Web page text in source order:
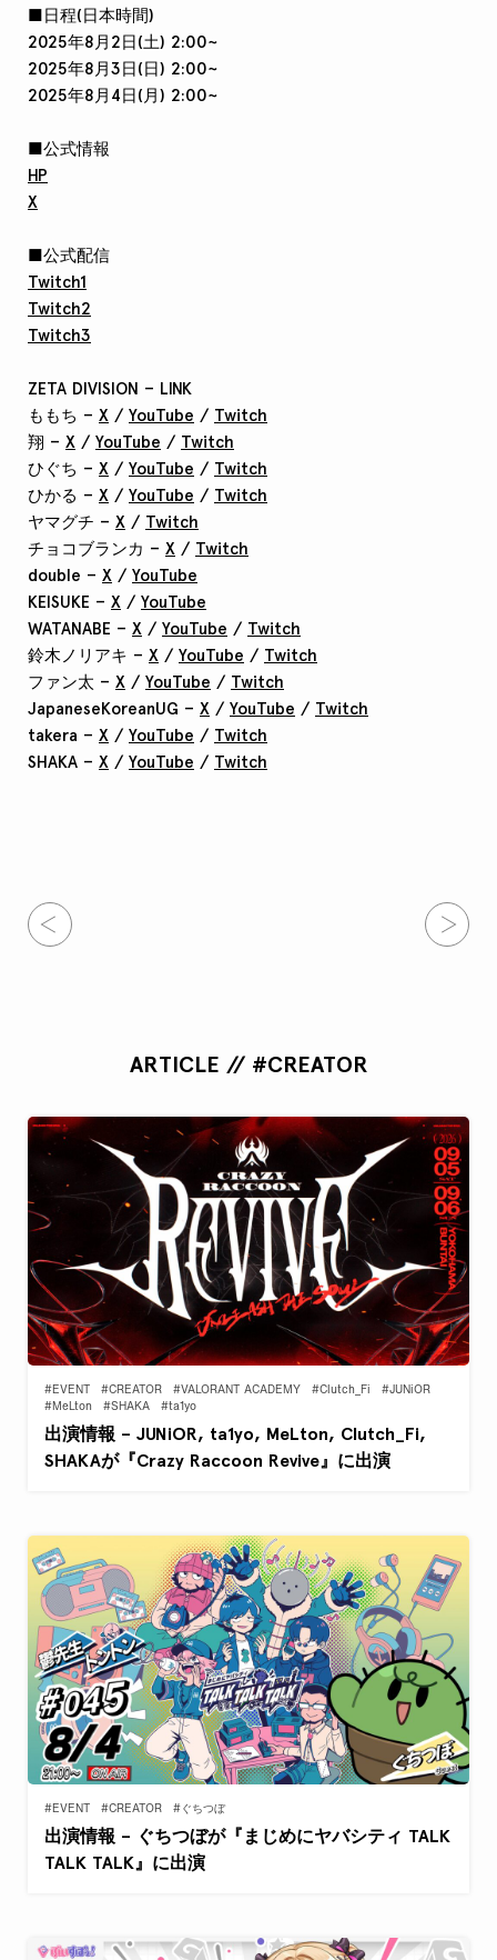
■日程(日本時間)
2025年8月2日(土) 2:00~
2025年8月3日(日) 2:00~
2025年8月4日(月) 2:00~
■公式情報
HP
X
■公式配信
Twitch1
Twitch2
Twitch3
ZETA DIVISION – LINK
ももち – X / YouTube / Twitch
翔 – X / YouTube / Twitch
ひぐち – X / YouTube / Twitch
ひかる – X / YouTube / Twitch
ヤマグチ – X / Twitch
チョコブランカ – X / Twitch
double – X / YouTube
KEISUKE – X / YouTube
WATANABE – X / YouTube / Twitch
鈴木ノリアキ – X / YouTube / Twitch
ファン太 – X / YouTube / Twitch
JapaneseKoreanUG – X / YouTube / Twitch
takera – X / YouTube / Twitch
SHAKA – X / YouTube / Twitch
ARTICLE // #CREATOR
#EVENT #CREATOR #VALORANT ACADEMY #Clutch_Fi
#JUNiOR
#MeLton
#SHAKA #ta1yo
出演情報 – JUNiOR, ta1yo, MeLton, Clutch_Fi,
SHAKAが『Crazy Raccoon Revive』に出演
#EVENT #CREATOR #ぐちつぼ
出演情報 – ぐちつぼが『まじめにヤバシティ TALK
TALK TALK』に出演